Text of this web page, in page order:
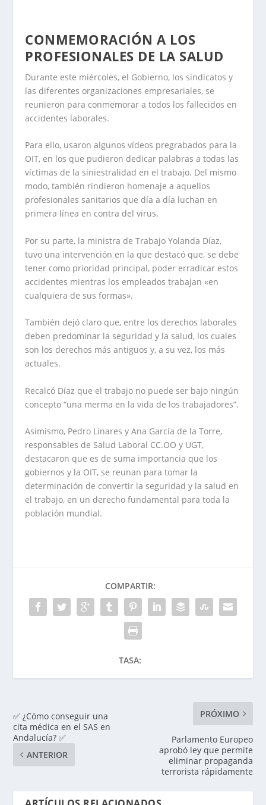
CONMEMORACIÓN A LOS
PROFESIONALES DE LA SALUD
Durante este miércoles, el Gobierno, los sindicatos y
las diferentes organizaciones empresariales, se
reunieron para conmemorar a todos los fallecidos en
accidentes laborales.
Para ello, usaron algunos vídeos pregrabados para la
OIT, en los que pudieron dedicar palabras a todas las
víctimas de la siniestralidad en el trabajo. Del mismo
modo, también rindieron homenaje a aquellos
profesionales sanitarios que día a día luchan en
primera línea en contra del virus.
Por su parte, la ministra de Trabajo Yolanda Díaz,
tuvo una intervención en la que destacó que, se debe
tener como prioridad principal, poder erradicar estos
accidentes mientras los empleados trabajan «en
cualquiera de sus formas».
También dejó claro que, entre los derechos laborales
deben predominar la seguridad y la salud, los cuales
son los derechos más antiguos y, a su vez, los más
actuales.
Recalcó Díaz que el trabajo no puede ser bajo ningún
concepto “una merma en la vida de los trabajadores”.
Asimismo, Pedro Linares y Ana García de la Torre,
responsables de Salud Laboral CC.OO y UGT,
destacaron que es de suma importancia que los
gobiernos y la OIT, se reunan para tomar la
determinación de convertir la seguridad y la salud en
el trabajo, en un derecho fundamental para toda la
población mundial.
COMPARTIR:
TASA:
✅ ¿Cómo conseguir una
cita médica en el SAS en
Andalucía? ✅
ANTERIOR
PRÓXIMO
Parlamento Europeo
aprobó ley que permite
eliminar propaganda
terrorista rápidamente